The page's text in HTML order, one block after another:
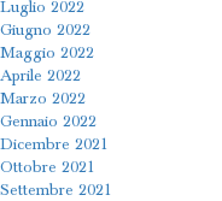
Luglio 2022
Giugno 2022
Maggio 2022
Aprile 2022
Marzo 2022
Gennaio 2022
Dicembre 2021
Ottobre 2021
Settembre 2021